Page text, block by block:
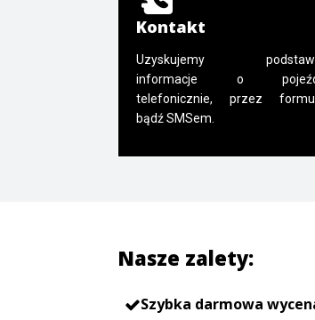
Kontakt
Uzyskujemy
informacje o
telefonicznie, przez
bądź SMSem.
Nasze zalety:
Szybka darmowa